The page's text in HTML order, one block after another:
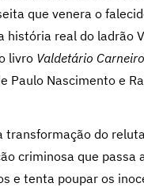
que venera o
história real do ladrão
livro Valdetário
Paulo Nascimento e
transformação do
criminosa que passa
e tenta poupar os